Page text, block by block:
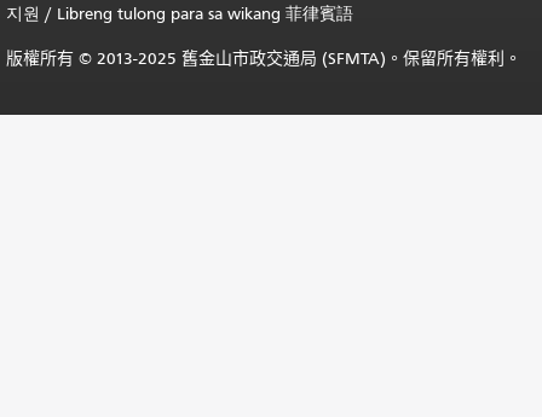
지원 / Libreng tulong para sa wikang 菲律賓語
版權所有 © 2013-2025 舊金山市政交通局 (SFMTA)。保留所有權利。